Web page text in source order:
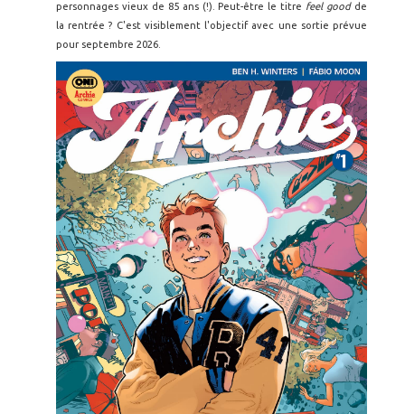
personnages vieux de 85 ans (!). Peut-être le titre feel good de
la rentrée ? C'est visiblement l'objectif avec une sortie prévue
pour septembre 2026.